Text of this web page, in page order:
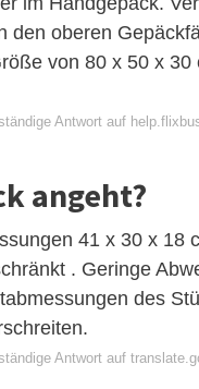
oberen
von 80 x 50 x
Antwort auf
angeht?
41 x 30 x 18
. Geringe
des
Antwort auf